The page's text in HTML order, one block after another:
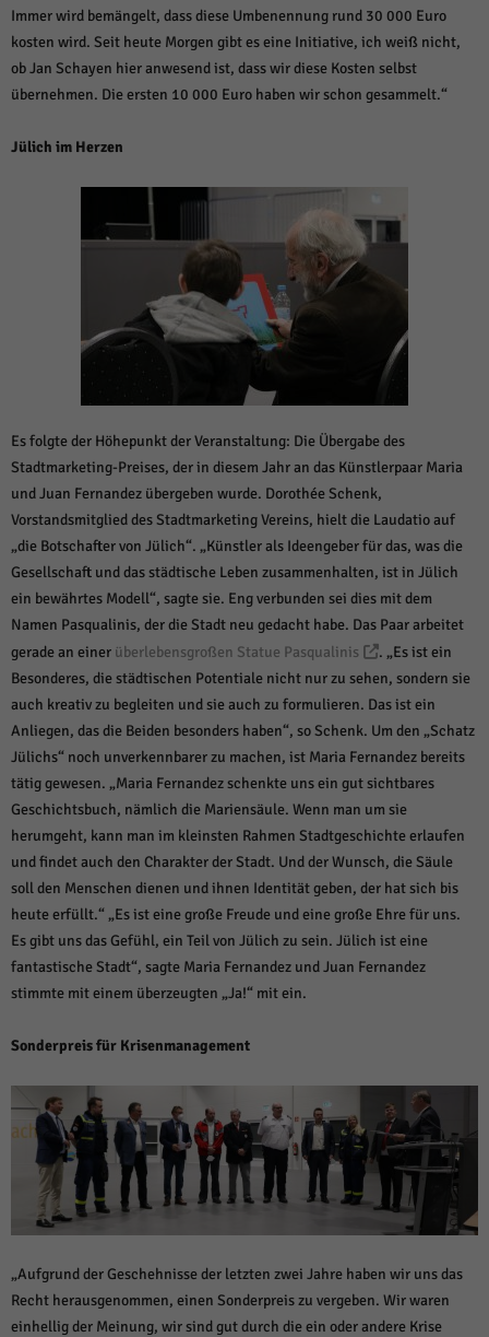
Immer wird bemängelt, dass diese Umbenennung rund 30 000 Euro
kosten wird. Seit heute Morgen gibt es eine Initiative, ich weiß nicht,
ob Jan Schayen hier anwesend ist, dass wir diese Kosten selbst
übernehmen. Die ersten 10 000 Euro haben wir schon gesammelt.“
Jülich im Herzen
Es folgte der Höhepunkt der Veranstaltung: Die Übergabe des
Stadtmarketing-Preises, der in diesem Jahr an das Künstlerpaar Maria
und Juan Fernandez übergeben wurde. Dorothée Schenk,
Vorstandsmitglied des Stadtmarketing Vereins, hielt die Laudatio auf
„die Botschafter von Jülich“. „Künstler als Ideengeber für das, was die
Gesellschaft und das städtische Leben zusammenhalten, ist in Jülich
ein bewährtes Modell“, sagte sie. Eng verbunden sei dies mit dem
Namen Pasqualinis, der die Stadt neu gedacht habe. Das Paar arbeitet
gerade an einer überlebensgroßen Statue Pasqualinis
. „Es ist ein
Besonderes, die städtischen Potentiale nicht nur zu sehen, sondern sie
auch kreativ zu begleiten und sie auch zu formulieren. Das ist ein
Anliegen, das die Beiden besonders haben“, so Schenk. Um den „Schatz
Jülichs“ noch unverkennbarer zu machen, ist Maria Fernandez bereits
tätig gewesen. „Maria Fernandez schenkte uns ein gut sichtbares
Geschichtsbuch, nämlich die Mariensäule. Wenn man um sie
herumgeht, kann man im kleinsten Rahmen Stadtgeschichte erlaufen
und findet auch den Charakter der Stadt. Und der Wunsch, die Säule
soll den Menschen dienen und ihnen Identität geben, der hat sich bis
heute erfüllt.“ „Es ist eine große Freude und eine große Ehre für uns.
Es gibt uns das Gefühl, ein Teil von Jülich zu sein. Jülich ist eine
fantastische Stadt“, sagte Maria Fernandez und Juan Fernandez
stimmte mit einem überzeugten „Ja!“ mit ein.
Sonderpreis für Krisenmanagement
„Aufgrund der Geschehnisse der letzten zwei Jahre haben wir uns das
Recht herausgenommen, einen Sonderpreis zu vergeben. Wir waren
einhellig der Meinung, wir sind gut durch die ein oder andere Krise